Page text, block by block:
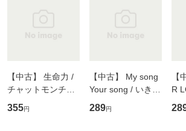
【中古】 生命力 /
チャットモンチー /
キューンレコード
[CD]【メール便送
355円
【中古】 My song
Your song / いきも
のがかり / [CD]
【メール便送料無
289円
【
R
産